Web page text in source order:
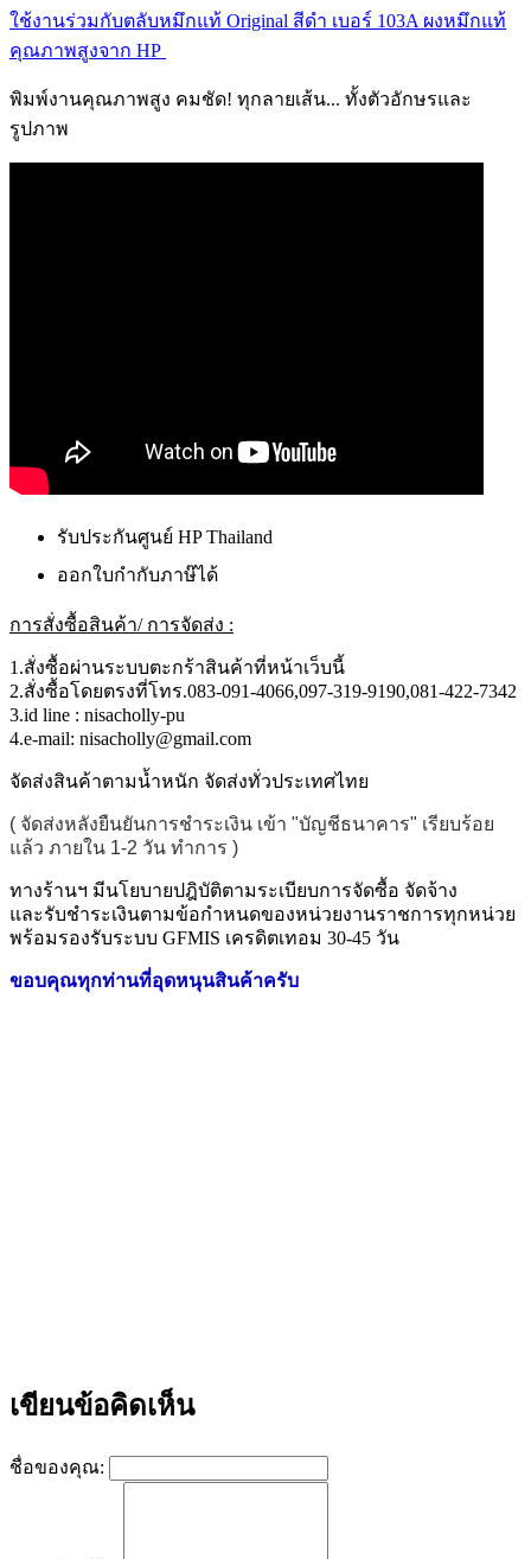
ใช้งานร่วมกับตลับหมึกแท้ Original สีดำ เบอร์ 103A ผงหมึกแท้
คุณภาพสูงจาก HP
พิมพ์งานคุณภาพสูง คมชัด! ทุกลายเส้น... ทั้งตัวอักษรและ
รูปภาพ
รับประกันศูนย์ HP Thailand
ออกใบกำกับภาษ๊ได้
การสั่งซื้อสินค้า/ การจัดส่ง :
1.สั่งซื้อผ่านระบบตะกร้าสินค้าที่หน้าเว็บนี้
2.สั่งซื้อโดยตรงที่โทร.083-091-4066,097-319-9190,081-422-7342
3.id line : nisacholly-pu
4.e-mail: nisacholly@gmail.com
จัดส่งสินค้าตามน้ำหนัก จัดส่งทั่วประเทศไทย
( จัดส่งหลังยืนยันการชำระเงิน เข้า "บัญชีธนาคาร" เรียบร้อย
แล้ว ภายใน 1-2 วัน ทำการ )
ทางร้านฯ มีนโยบายปฎิบัติตามระเบียบการจัดซื้อ จัดจ้าง
และรับชำระเงินตามข้อกำหนดของหน่วยงานราชการทุกหน่วย
พร้อมรองรับระบบ GFMIS เครดิตเทอม 30-45 วัน
ขอบคุณทุกท่านที่อุดหนุนสินค้าครับ
เขียนข้อคิดเห็น
ชื่อของคุณ: